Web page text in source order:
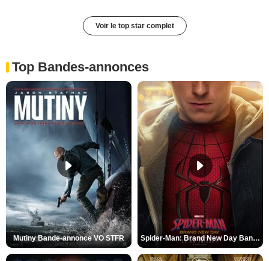
Voir le top star complet
Top Bandes-annonces
Mutiny Bande-annonce VO STFR Spider-Man: Brand New Day Bande-annonce VO STFR